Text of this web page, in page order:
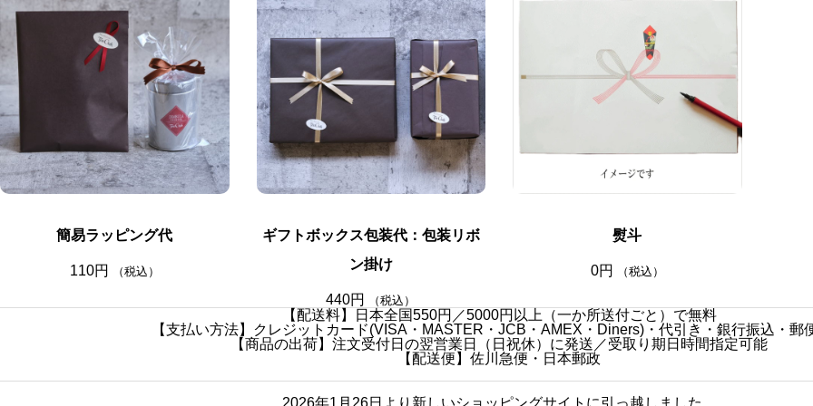
簡易ラッピング代
110円 （税込）
ギフトボックス包装代：包装リボ
ン掛け
440円 （税込）
熨斗
0円 （税込）
【配送料】日本全国550円／5000円以上（一か所送付ごと）で無料
【支払い方法】クレジットカード(VISA・MASTER・JCB・AMEX・Diners)・代引き・銀行振込・郵
【商品の出荷】注文受付日の翌営業日（日祝休）に発送／受取り期日時間指定可能
【配送便】佐川急便・日本郵政